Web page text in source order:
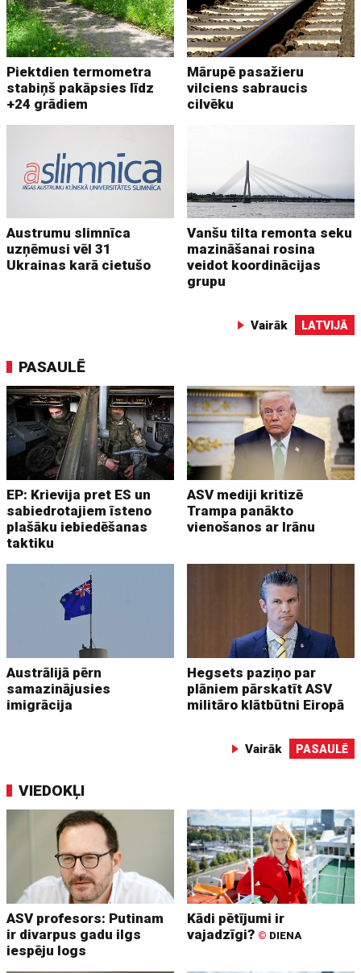
Piektdien termometra
stabiņš pakāpsies līdz
+24 grādiem
Mārupē pasažieru
vilciens sabraucis
cilvēku
Austrumu slimnīca
uzņēmusi vēl 31
Ukrainas karā cietušo
Vanšu tilta remonta seku
mazināšanai rosina
veidot koordinācijas
grupu
Vairāk LATVIJĀ
PASAULĒ
EP: Krievija pret ES un
sabiedrotajiem īsteno
plašāku iebiedēšanas
taktiku
ASV mediji kritizē
Trampa panākto
vienošanos ar Irānu
Austrālijā pērn
samazinājusies
imigrācija
Hegsets paziņo par
plāniem pārskatīt ASV
militāro klātbūtni Eiropā
Vairāk PASAULĒ
VIEDOKĻI
ASV profesors: Putinam
ir divarpus gadu ilgs
iespēju logs
Kādi pētījumi ir
vajadzīgi? © DIENA